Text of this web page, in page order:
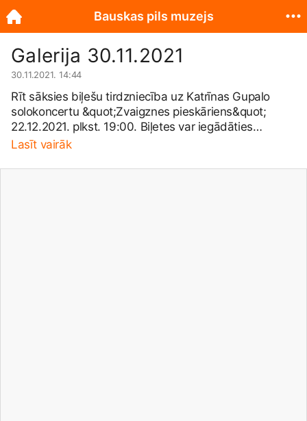
Galerija 30.11.2021
30.11.2021. 14:44
Rīt sāksies biļešu tirdzniecība uz Katrīnas Gupalo
solokoncertu &quot;Zvaigznes pieskāriens&quot;
22.12.2021. plkst. 19:00. Biļetes var iegādāties
Bauskas pils muzeja kasē darba laikā – katru dienu no
63923793, 63922280, 20011880 vai e-pastu:
Lasīt vairāk
Bauskas pils muzejs